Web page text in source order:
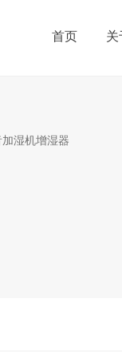
首页